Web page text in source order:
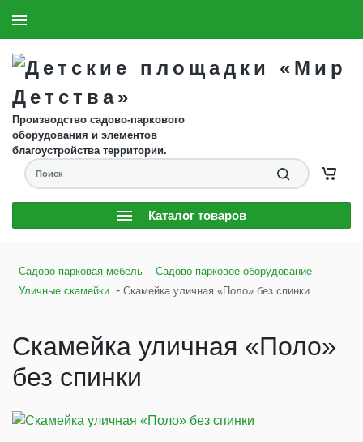
Производство садово-паркового
оборудования и элементов
благоустройства территории.
Каталог товаров
Садово-парковая мебель
Садово-парковое оборудование
Уличные скамейки - Скамейка уличная «Поло» без спинки
Скамейка уличная «Поло»
без спинки